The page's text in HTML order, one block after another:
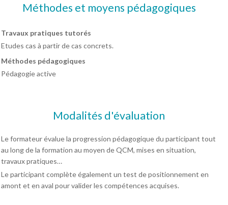
Méthodes et moyens pédagogiques
Travaux pratiques tutorés
Etudes cas à partir de cas concrets.
Méthodes pédagogiques
Pédagogie active
Modalités d'évaluation
Le formateur évalue la progression pédagogique du participant tout
au long de la formation au moyen de QCM, mises en situation,
travaux pratiques…
Le participant complète également un test de positionnement en
amont et en aval pour valider les compétences acquises.